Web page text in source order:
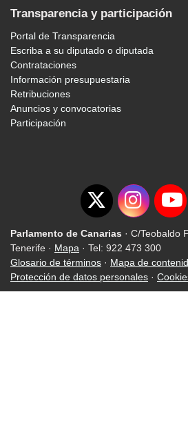
Transparencia y participación
Portal de Transparencia
Escriba a su diputado o diputada
Contrataciones
Información presupuestaria
Retribuciones
Anuncios y convocatorias
Participación
Parlamento de Canarias · C/Teobaldo
Tenerife · Mapa · Tel: 922 473 300
Glosario de términos · Mapa de
Protección de datos personales ·